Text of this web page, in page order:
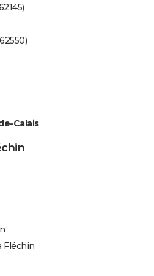
Calais
Fléchin